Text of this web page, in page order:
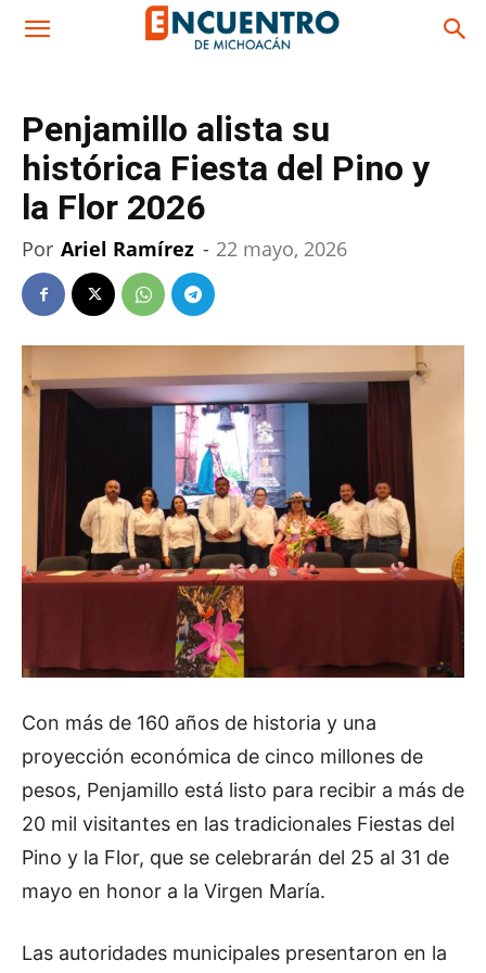
Penjamillo alista su
histórica Fiesta del Pino y
la Flor 2026
Por Ariel Ramírez - 22 mayo, 2026
Con más de 160 años de historia y una
proyección económica de cinco millones de
pesos, Penjamillo está listo para recibir a más de
20 mil visitantes en las tradicionales Fiestas del
Pino y la Flor, que se celebrarán del 25 al 31 de
mayo en honor a la Virgen María.
Las autoridades municipales presentaron en la